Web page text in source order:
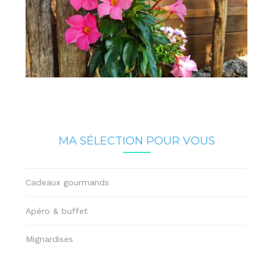
MA SÉLECTION POUR VOUS
Cadeaux gourmands
Apéro & buffet
Mignardises